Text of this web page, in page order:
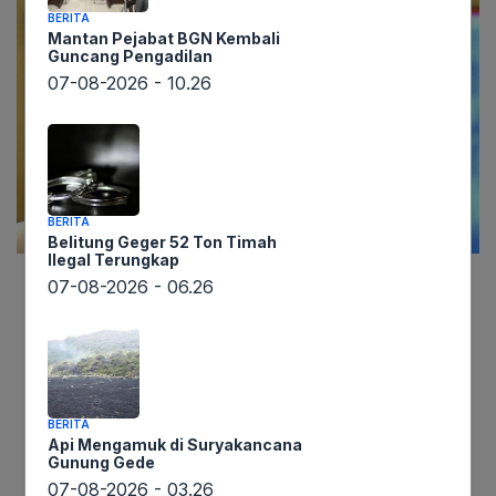
Serikat kini tengah menyusun rencana
operasional yang berpotensi memicu konflik
berkepanjangan selama berminggu-minggu
terhadap Iran. Langkah ini disiapkan sebagai
respons terhadap kemungkinan perintah
serangan dari Presiden Donald Trump, yang
BERITA
Mantan Pejabat BGN Kembali
Guncang Pengadilan
07-08-2026 - 10.26
BERITA
Belitung Geger 52 Ton Timah
Ilegal Terungkap
07-08-2026 - 06.26
BERITA
Api Mengamuk di Suryakancana
Gunung Gede
07-08-2026 - 03.26